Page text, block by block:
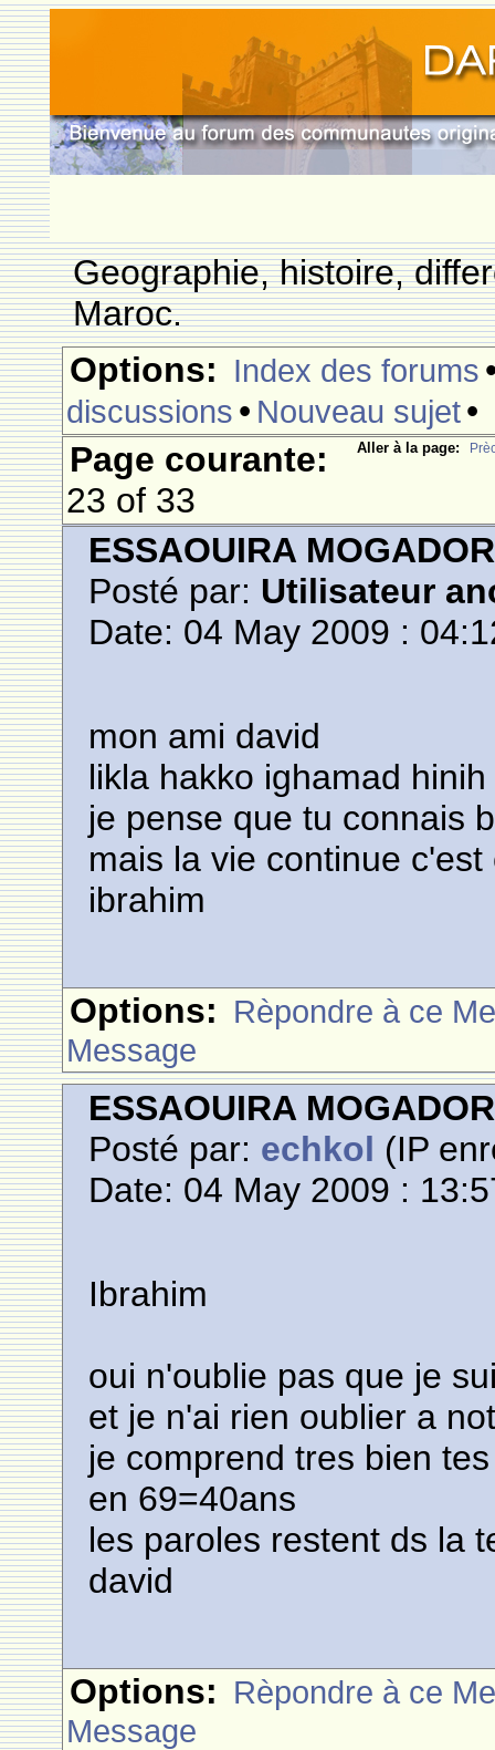
Geographie, histoire,
Maroc.
Options: Index des forums
discussions • Nouveau sujet•
Aller à la page:
Page courante:
23 of 33
ESSAOUIRA MOGADOR
Posté par: Utilisateur
Date: 04 May 2009 :
mon ami david
likla hakko ighamad hinih
je pense que tu connais
mais la vie continue
ibrahim
Options: Rèpondre à ce
Message
ESSAOUIRA MOGADOR
Posté par: echkol (IP
Date: 04 May 2009 :
Ibrahim
oui n'oublie pas que je
et je n'ai rien oublier a
je comprend tres bien
en 69=40ans
les paroles restent ds la
david
Options: Rèpondre à ce
Message